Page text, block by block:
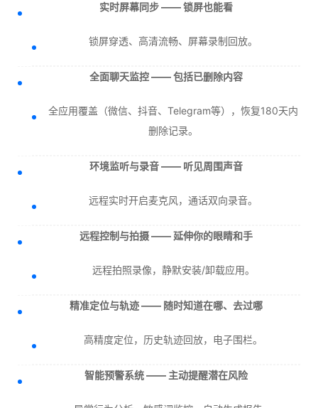
实时屏幕同步 —— 锁屏也能看
锁屏穿透、高清流畅、屏幕录制回放。
全面聊天监控 —— 包括已删除内容
全应用覆盖（微信、抖音、Telegram等），恢复180天内
删除记录。
环境监听与录音 —— 听见周围声音
远程实时开启麦克风，通话双向录音。
远程控制与拍摄 —— 延伸你的眼睛和手
远程拍照录像，静默安装/卸载应用。
精准定位与轨迹 —— 随时知道在哪、去过哪
高精度定位，历史轨迹回放，电子围栏。
智能预警系统 —— 主动提醒潜在风险